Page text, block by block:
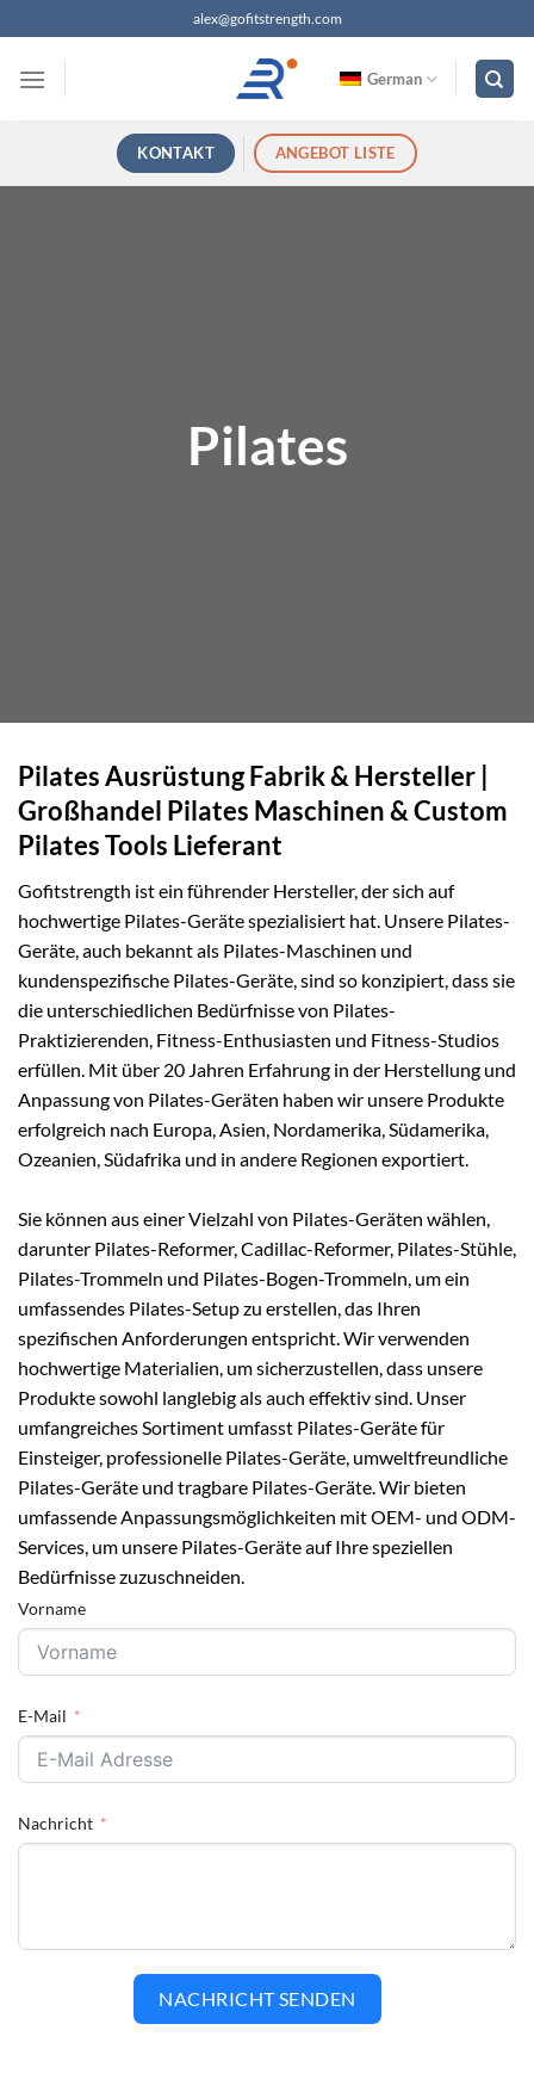
Inhalt
springen
alex@gofitstrength.com
German
KONTAKT ANGEBOT LISTE
Pilates
Pilates Ausrüstung Fabrik & Hersteller |
Großhandel Pilates Maschinen & Custom
Pilates Tools Lieferant
Gofitstrength ist ein führender Hersteller, der sich auf
hochwertige Pilates-Geräte spezialisiert hat. Unsere Pilates-
Geräte, auch bekannt als Pilates-Maschinen und
kundenspezifische Pilates-Geräte, sind so konzipiert, dass sie
die unterschiedlichen Bedürfnisse von Pilates-
Praktizierenden, Fitness-Enthusiasten und Fitness-Studios
erfüllen. Mit über 20 Jahren Erfahrung in der Herstellung und
Anpassung von Pilates-Geräten haben wir unsere Produkte
erfolgreich nach Europa, Asien, Nordamerika, Südamerika,
Ozeanien, Südafrika und in andere Regionen exportiert.
Sie können aus einer Vielzahl von Pilates-Geräten wählen,
darunter Pilates-Reformer, Cadillac-Reformer, Pilates-Stühle,
Pilates-Trommeln und Pilates-Bogen-Trommeln, um ein
umfassendes Pilates-Setup zu erstellen, das Ihren
spezifischen Anforderungen entspricht. Wir verwenden
hochwertige Materialien, um sicherzustellen, dass unsere
Produkte sowohl langlebig als auch effektiv sind. Unser
umfangreiches Sortiment umfasst Pilates-Geräte für
Einsteiger, professionelle Pilates-Geräte, umweltfreundliche
Pilates-Geräte und tragbare Pilates-Geräte. Wir bieten
umfassende Anpassungsmöglichkeiten mit OEM- und ODM-
Services, um unsere Pilates-Geräte auf Ihre speziellen
Bedürfnisse zuzuschneiden.
Vorname
E-Mail
Nachricht
NACHRICHT SENDEN